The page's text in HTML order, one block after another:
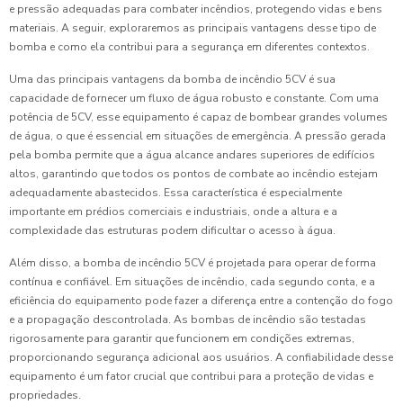
e pressão adequadas para combater incêndios, protegendo vidas e bens
materiais. A seguir, exploraremos as principais vantagens desse tipo de
bomba e como ela contribui para a segurança em diferentes contextos.
Uma das principais vantagens da bomba de incêndio 5CV é sua
capacidade de fornecer um fluxo de água robusto e constante. Com uma
potência de 5CV, esse equipamento é capaz de bombear grandes volumes
de água, o que é essencial em situações de emergência. A pressão gerada
pela bomba permite que a água alcance andares superiores de edifícios
altos, garantindo que todos os pontos de combate ao incêndio estejam
adequadamente abastecidos. Essa característica é especialmente
importante em prédios comerciais e industriais, onde a altura e a
complexidade das estruturas podem dificultar o acesso à água.
Além disso, a bomba de incêndio 5CV é projetada para operar de forma
contínua e confiável. Em situações de incêndio, cada segundo conta, e a
eficiência do equipamento pode fazer a diferença entre a contenção do fogo
e a propagação descontrolada. As bombas de incêndio são testadas
rigorosamente para garantir que funcionem em condições extremas,
proporcionando segurança adicional aos usuários. A confiabilidade desse
equipamento é um fator crucial que contribui para a proteção de vidas e
propriedades.